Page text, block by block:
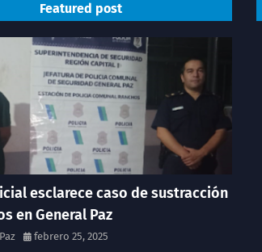
Featured post
esclarece caso de sustracción
en General Paz
febrero 25, 2025